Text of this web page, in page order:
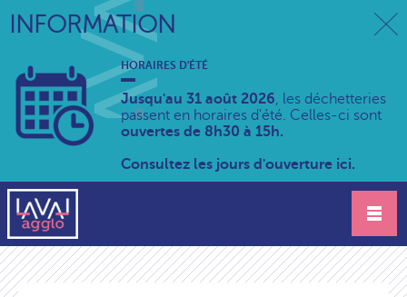
INFORMATION
HORAIRES D'ÉTÉ
Jusqu'au 31 août 2026, les déchetteries
passent en horaires d'été. Celles-ci sont
ouvertes de 8h30 à 15h.
Consultez les jours d'ouverture ici.